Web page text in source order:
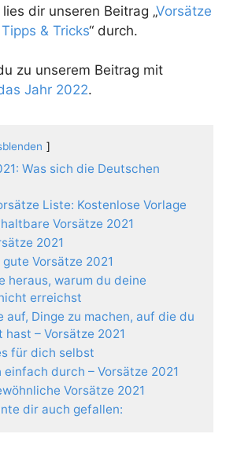
dir unseren Beitrag „Vorsätze
& Tricks“ durch.
zu unserem Beitrag mit
Jahr 2022.
Was sich die Deutschen
Liste: Kostenlose Vorlage
Vorsätze 2021
2021
Vorsätze 2021
heraus, warum du deine
erreichst
auf, Dinge zu machen, auf die du
hast – Vorsätze 2021
für dich selbst
einfach durch – Vorsätze 2021
Vorsätze 2021
dir auch gefallen: